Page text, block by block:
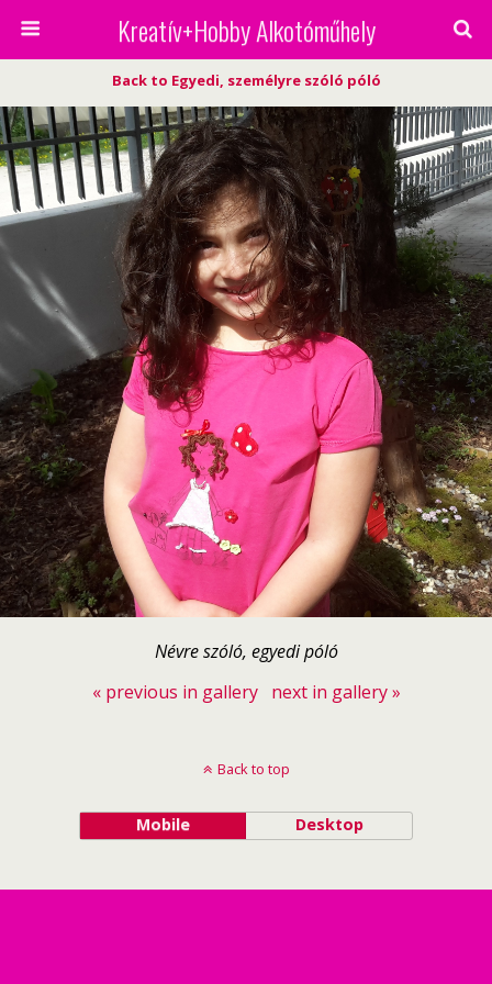
Kreatív+Hobby Alkotóműhely
Back to Egyedi, személyre szóló póló
Névre szóló, egyedi póló
« previous in gallery
next in gallery »
Back to top
Mobile Desktop